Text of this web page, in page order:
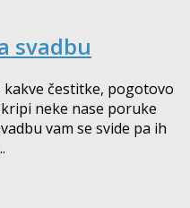
svadbu
čestitke, pogotovo
neke nase poruke
vam se svide pa ih